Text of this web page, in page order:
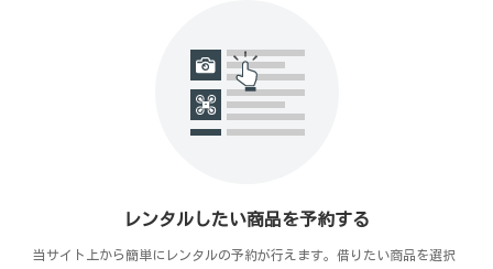
レンタルしたい商品を予約する
当サイト上から簡単にレンタルの予約が行えます。借りたい商品を選択